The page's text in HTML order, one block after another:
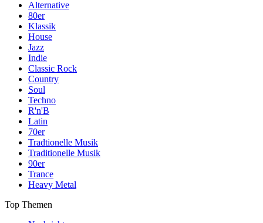
Alternative
80er
Klassik
House
Jazz
Indie
Classic Rock
Country
Soul
Techno
R'n'B
Latin
70er
Tradtionelle Musik
Traditionelle Musik
90er
Trance
Heavy Metal
Top Themen